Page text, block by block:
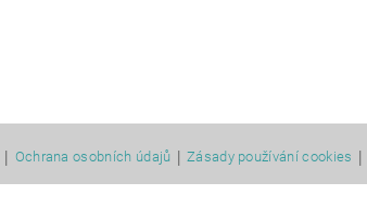
| Ochrana osobních údajů | Zásady používání cookies |